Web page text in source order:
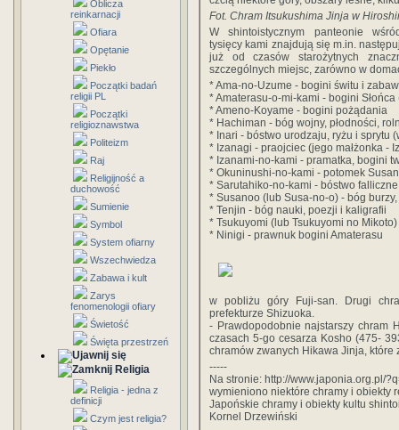
Oblicza
reinkarnacji
Ofiara
Opętanie
Piekło
Początki badań
religii PL
Początki
religioznawstwa
Politeizm
Raj
Religijność a
duchowość
Sumienie
Symbol
System ofiarny
Wszechwiedza
Zabawa i kult
Zarys
fenomenologii ofiary
Świetość
Święta przestrzeń
Religia
Religia - jedna z
definicji
Czym jest religia?
Fot. Chram Itsukushima Jinja w
W shintoistycznym panteonie
tysięcy kami znajdują się m.in.
już od czasów starożytnych
szczególnych miejsc, zarówno w
* Ama-no-Uzume - bogini świtu i
* Amaterasu-o-mi-kami - bogini
* Ameno-Koyame - bogini pożądania
* Hachiman - bóg wojny, płodności,
* Inari - bóstwo urodzaju, ryżu i sprytu
* Izanagi - praojciec (jego małżonka -
* Izanami-no-kami - pramatka, bogini
* Okuninushi-no-kami - potomek
* Sarutahiko-no-kami - bóstwo
* Susanoo (lub Susa-no-o) - bóg
* Tenjin - bóg nauki, poezji i kaligrafii
* Tsukuyomi (lub Tsukuyomi no
* Ninigi - prawnuk bogini Amaterasu
w pobliżu góry Fuji-san. Drugi
prefekturze Shizuoka.
- Prawdopodobnie najstarszy chram
czasach 5-go cesarza Kosho (475-
chramów zwanych Hikawa Jinja,
-----
Na stronie: http://www.japonia.org.pl/
wymieniono niektóre chramy i obiekty
Japońskie chramy i obiekty kultu
Kornel Drzewiński